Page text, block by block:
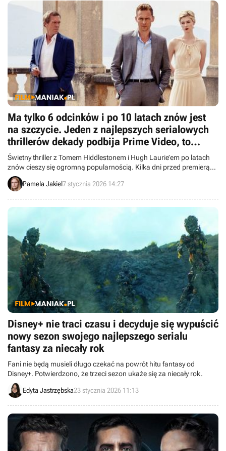
Ma tylko 6 odcinków i po 10 latach znów jest
na szczycie. Jeden z najlepszych serialowych
thrillerów dekady podbija Prime Video, to
najlepszy moment na nadrobienie 1. sezonu
Świetny thriller z Tomem Hiddlestonem i Hugh Laurie’em po latach
znów cieszy się ogromną popularnością. Kilka dni przed premierą
drugiego sezonu kryminalny serial trafił do top 10 Prime Video.
Pamela Jakiel7 stycznia 2026 14:27
Disney+ nie traci czasu i decyduje się wypuścić
nowy sezon swojego najlepszego serialu
fantasy za niecały rok
Fani nie będą musieli długo czekać na powrót hitu fantasy od
Disney+. Potwierdzono, że trzeci sezon ukaże się za niecały rok.
Edyta Jastrzębska23 stycznia 2026 11:13